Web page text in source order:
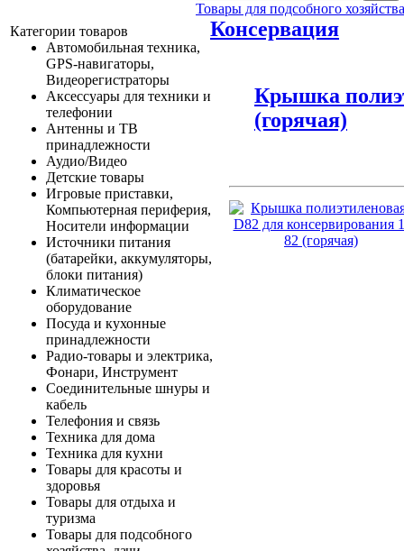
Категории товаров
Автомобильная техника,
GPS-навигаторы,
Видеорегистраторы
Аксессуары для техники и
телефонии
Антенны и ТВ
принадлежности
Аудио/Видео
Детские товары
Игровые приставки,
Компьютерная периферия,
Носители информации
Источники питания
(батарейки, аккумуляторы,
блоки питания)
Климатическое
оборудование
Посуда и кухонные
принадлежности
Радио-товары и электрика,
Фонари, Инструмент
Соединительные шнуры и
кабель
Телефония и связь
Техника для дома
Техника для кухни
Товары для красоты и
здоровья
Товары для отдыха и
туризма
Товары для подсобного
Товары для подсобного
Консервация
Крышка
(горячая)